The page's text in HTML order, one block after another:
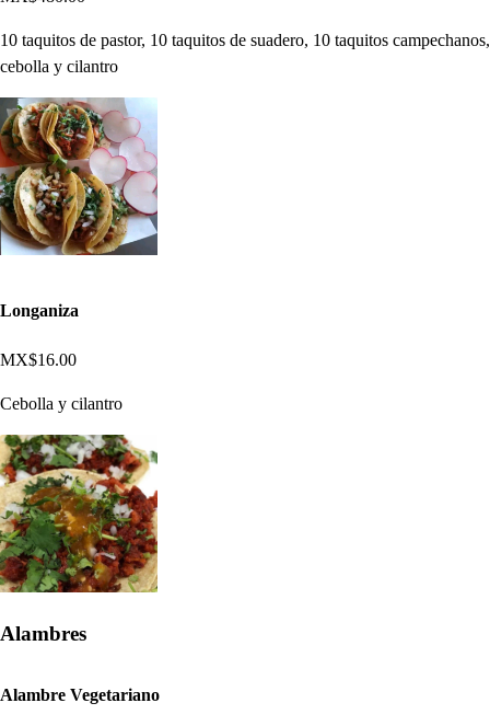
10 taquitos de pastor, 10 taquitos de suadero, 10 taquitos campechanos,
cebolla y cilantro
Longaniza
MX$16.00
Cebolla y cilantro
Alambres
Alambre Vegetariano